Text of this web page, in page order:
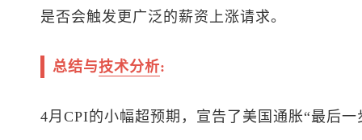
是否会触发更广泛的薪资上涨请求。
总结与技术分析:
4月CPI的小幅超预期，宣告了美国通胀“最后一